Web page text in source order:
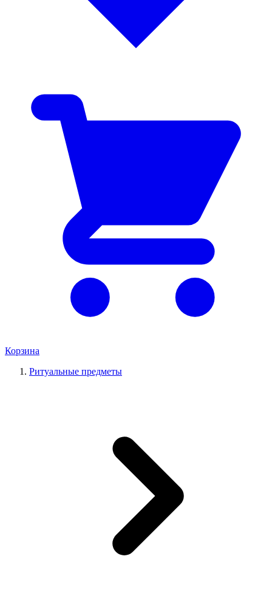
Корзина
Ритуальные предметы